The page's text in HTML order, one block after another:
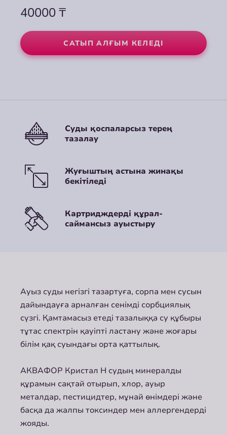
40000₸
САТЫП АЛҒЫМ КЕЛЕДІ
40000₸
САТЫП АЛҒЫМ КЕЛЕДІ
40000₸
САТЫП АЛҒЫМ КЕЛЕДІ
Суды қоспаларсыз терең
тазалау
Жуғыштың астына жинақы
бекітіледі
Картридждерді құрал-
саймансыз ауыстыру
Ауыз суды негізгі тазартуға, сорпа мен сусын
дайындауға арналған сенімді сорбциялық
сүзгі. Қамтамасыз етеді тазалыққа су құбыры
тұтас спектрін қауіпті ластану және жоғары
білім қақ суындағы орта қаттылық.
АКВАФОР Кристал H судың минералды
құрамын сақтай отырып, хлор, ауыр
металдар, пестицидтер, мұнай өнімдері және
басқа да жалпы токсиндер мен аллергендерді
жояды.